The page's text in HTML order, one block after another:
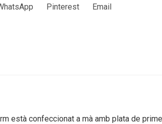
Pinterest Email
està confeccionat a mà amb plata de